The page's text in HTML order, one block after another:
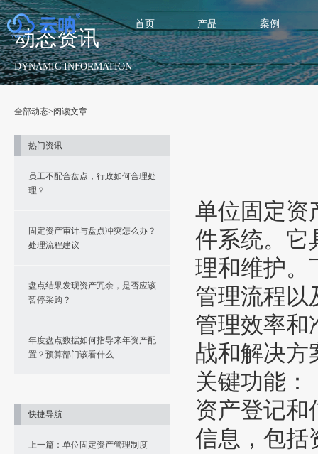
首页 产品 案例
动态资讯
DYNAMIC INFORMATION
全部动态>阅读文章
热门资讯
员工不配合盘点，行政如何合理处
理？
固定资产审计与盘点冲突怎么办？
处理流程建议
盘点结果发现资产冗余，是否应该
暂停采购？
年度盘点数据如何指导来年资产配
置？预算部门该看什么
快捷导航
上一篇：单位固定资产管理制度
单位固定资
件系统。它
理和维护。
管理流程以
管理效率和
战和解决方
关键功能：
资产登记和
信息，包括